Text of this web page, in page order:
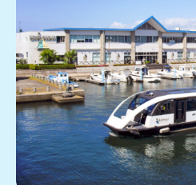
HOME
お知らせ
なめりかワット？
滑川ってどんなところ？